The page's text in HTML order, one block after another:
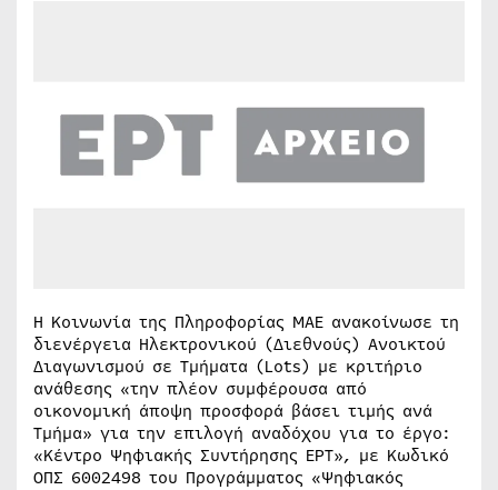
Η Κοινωνία της Πληροφορίας ΜΑΕ ανακοίνωσε τη
διενέργεια Ηλεκτρονικού (Διεθνούς) Ανοικτού
Διαγωνισμού σε Τμήματα (Lots) με κριτήριο
ανάθεσης «την πλέον συμφέρουσα από
οικονομική άποψη προσφορά βάσει τιμής ανά
Τμήμα» για την επιλογή αναδόχου για το έργο:
«Κέντρο Ψηφιακής Συντήρησης ΕΡΤ», με Κωδικό
ΟΠΣ 6002498 του Προγράμματος «Ψηφιακός